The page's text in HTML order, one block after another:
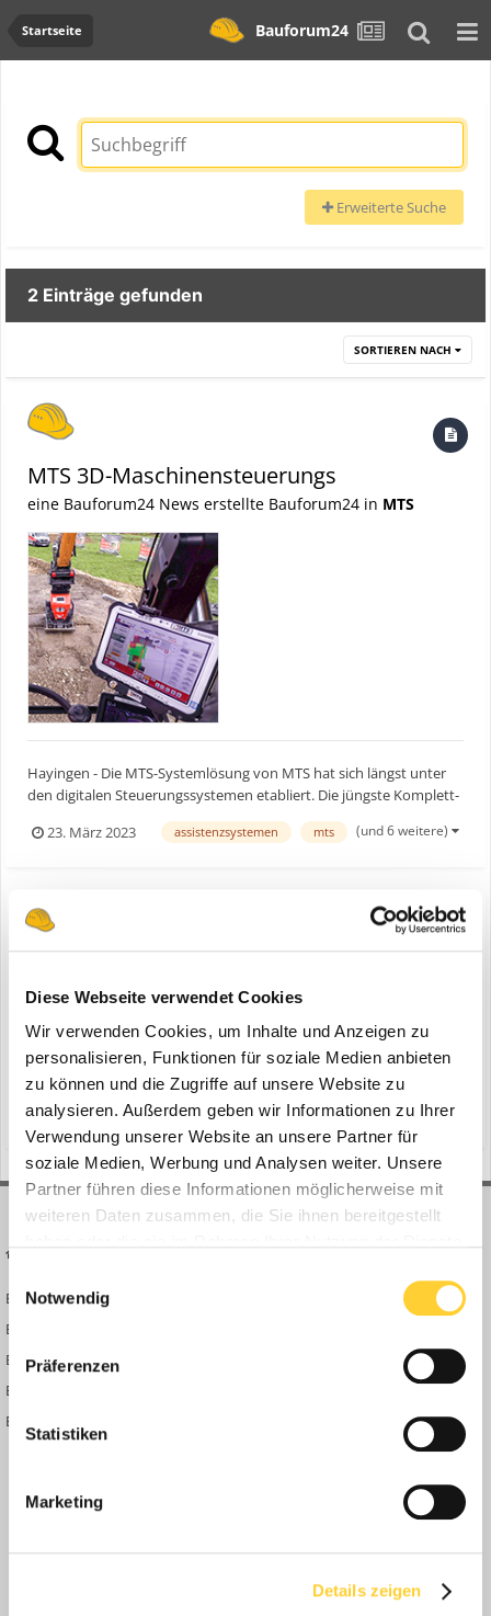
Diese Webseite verwendet Cookies
Wir verwenden Cookies, um Inhalte und Anzeigen zu
personalisieren, Funktionen für soziale Medien anbieten
zu können und die Zugriffe auf unsere Website zu
analysieren. Außerdem geben wir Informationen zu Ihrer
Verwendung unserer Website an unsere Partner für
soziale Medien, Werbung und Analysen weiter. Unsere
Partner führen diese Informationen möglicherweise mit
weiteren Daten zusammen, die Sie ihnen bereitgestellt
Notwendig
Präferenzen
Statistiken
Marketing
Details zeigen
Startseite Bauforum24
Erweiterte Suche
2 Einträge gefunden
SORTIEREN NACH
MTS 3D-Maschinensteuerungs
eine Bauforum24 News erstellte Bauforum24 in MTS
Hayingen - Die MTS-Systemlösung von MTS hat sich längst unter
den digitalen Steuerungssystemen etabliert. Die jüngste Komplett-
Lösung revolutioniert das Niveau bisheriger Steuerungs-
Technologien nun aber komplett durch eine auf Standardisierung
23. März 2023 assistenzsystemen mts (und 6 weitere)
ein Thema erstellte Bauforum24 inNews aus der
Hayingen - Die MTS-Systemlösung von MTS hat sich längst unter
den digitalen Steuerungssystemen etabliert. Die jüngste Komplett-
Lösung revolutioniert das Niveau bisheriger Steuerungs-
Technologien nun aber komplett durch eine auf Standardisierung
setzende Integration von Digitalisierungs- und Automati...
23. März 2023 mts mts schrode (und 6 weitere)
Bauforum24 News
Bauforum24 TV
BF24 Mediathek
BF24 Fotostrecken
Bauforum Shop